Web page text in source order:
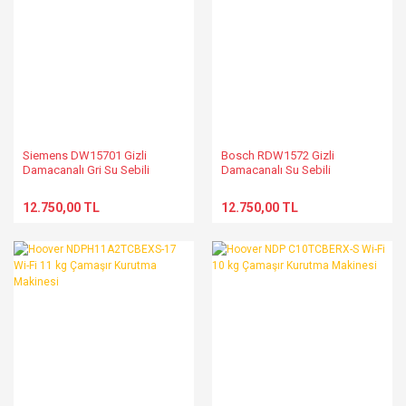
Siemens DW15701 Gizli
Damacanalı Gri Su Sebili
12.750,00 TL
Bosch RDW1572 Gizli
Damacanalı Su Sebili
12.750,00 TL